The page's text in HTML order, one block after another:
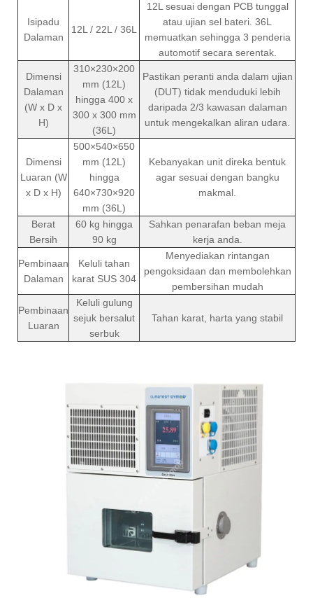
Isipadu
Dalaman
12L / 22L / 36L
12L sesuai dengan PCB tunggal
atau ujian sel bateri. 36L
memuatkan sehingga 3 penderia
automotif secara serentak.
Dimensi
Dalaman
(W x D x
H)
310×230×200
mm (12L)
hingga 400 x
300 x 300 mm
(36L)
Pastikan peranti anda dalam ujian
(DUT) tidak menduduki lebih
daripada 2/3 kawasan dalaman
untuk mengekalkan aliran udara.
Dimensi
Luaran (W
x D x H)
500×540×650
mm (12L)
hingga
640×730×920
mm (36L)
Kebanyakan unit direka bentuk
agar sesuai dengan bangku
makmal.
Berat
Bersih
60 kg hingga
90 kg
Sahkan penarafan beban meja
kerja anda.
Pembinaan
Dalaman
Keluli tahan
karat SUS 304
Menyediakan rintangan
pengoksidaan dan membolehkan
pembersihan mudah
Pembinaan
Luaran
Keluli gulung
sejuk bersalut
serbuk
Tahan karat, harta yang stabil